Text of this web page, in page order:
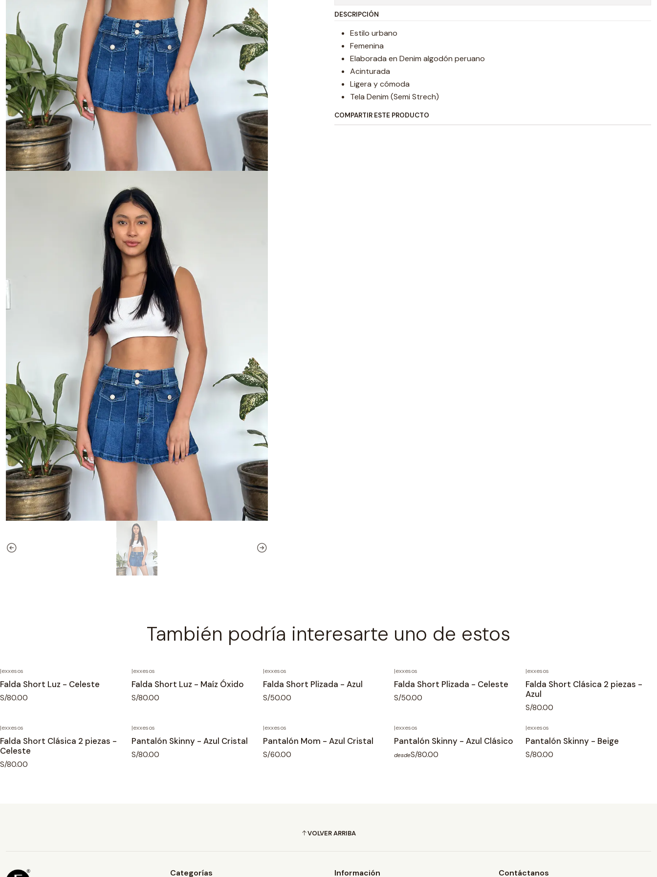
DESCRIPCIÓN
Estilo urbano
Femenina
Elaborada en Denim algodón peruano
Acinturada
Ligera y cómoda
Tela Denim (Semi Strech)
COMPARTIR ESTE PRODUCTO
También podría interesarte uno de estos
|exxesos
Falda Short Luz - Celeste
S/80.00
|exxesos
Falda Short Luz - Maíz Óxido
S/80.00
|exxesos
Falda Short Plizada - Azul
S/50.00
|exxesos
Falda Short Plizada - Celeste
S/50.00
|exxesos
Falda Short Clásica 2 piezas -
Azul
S/80.00
|exxesos
Falda Short Clásica 2 piezas -
Celeste
S/80.00
|exxesos
Pantalón Skinny - Azul Cristal
S/80.00
|exxesos
Pantalón Mom - Azul Cristal
S/60.00
|exxesos
Pantalón Skinny - Azul Clásico
desdeS/80.00
|exxesos
Pantalón Skinny - Beige
S/80.00
VOLVER ARRIBA
Categorías Información Contáctanos